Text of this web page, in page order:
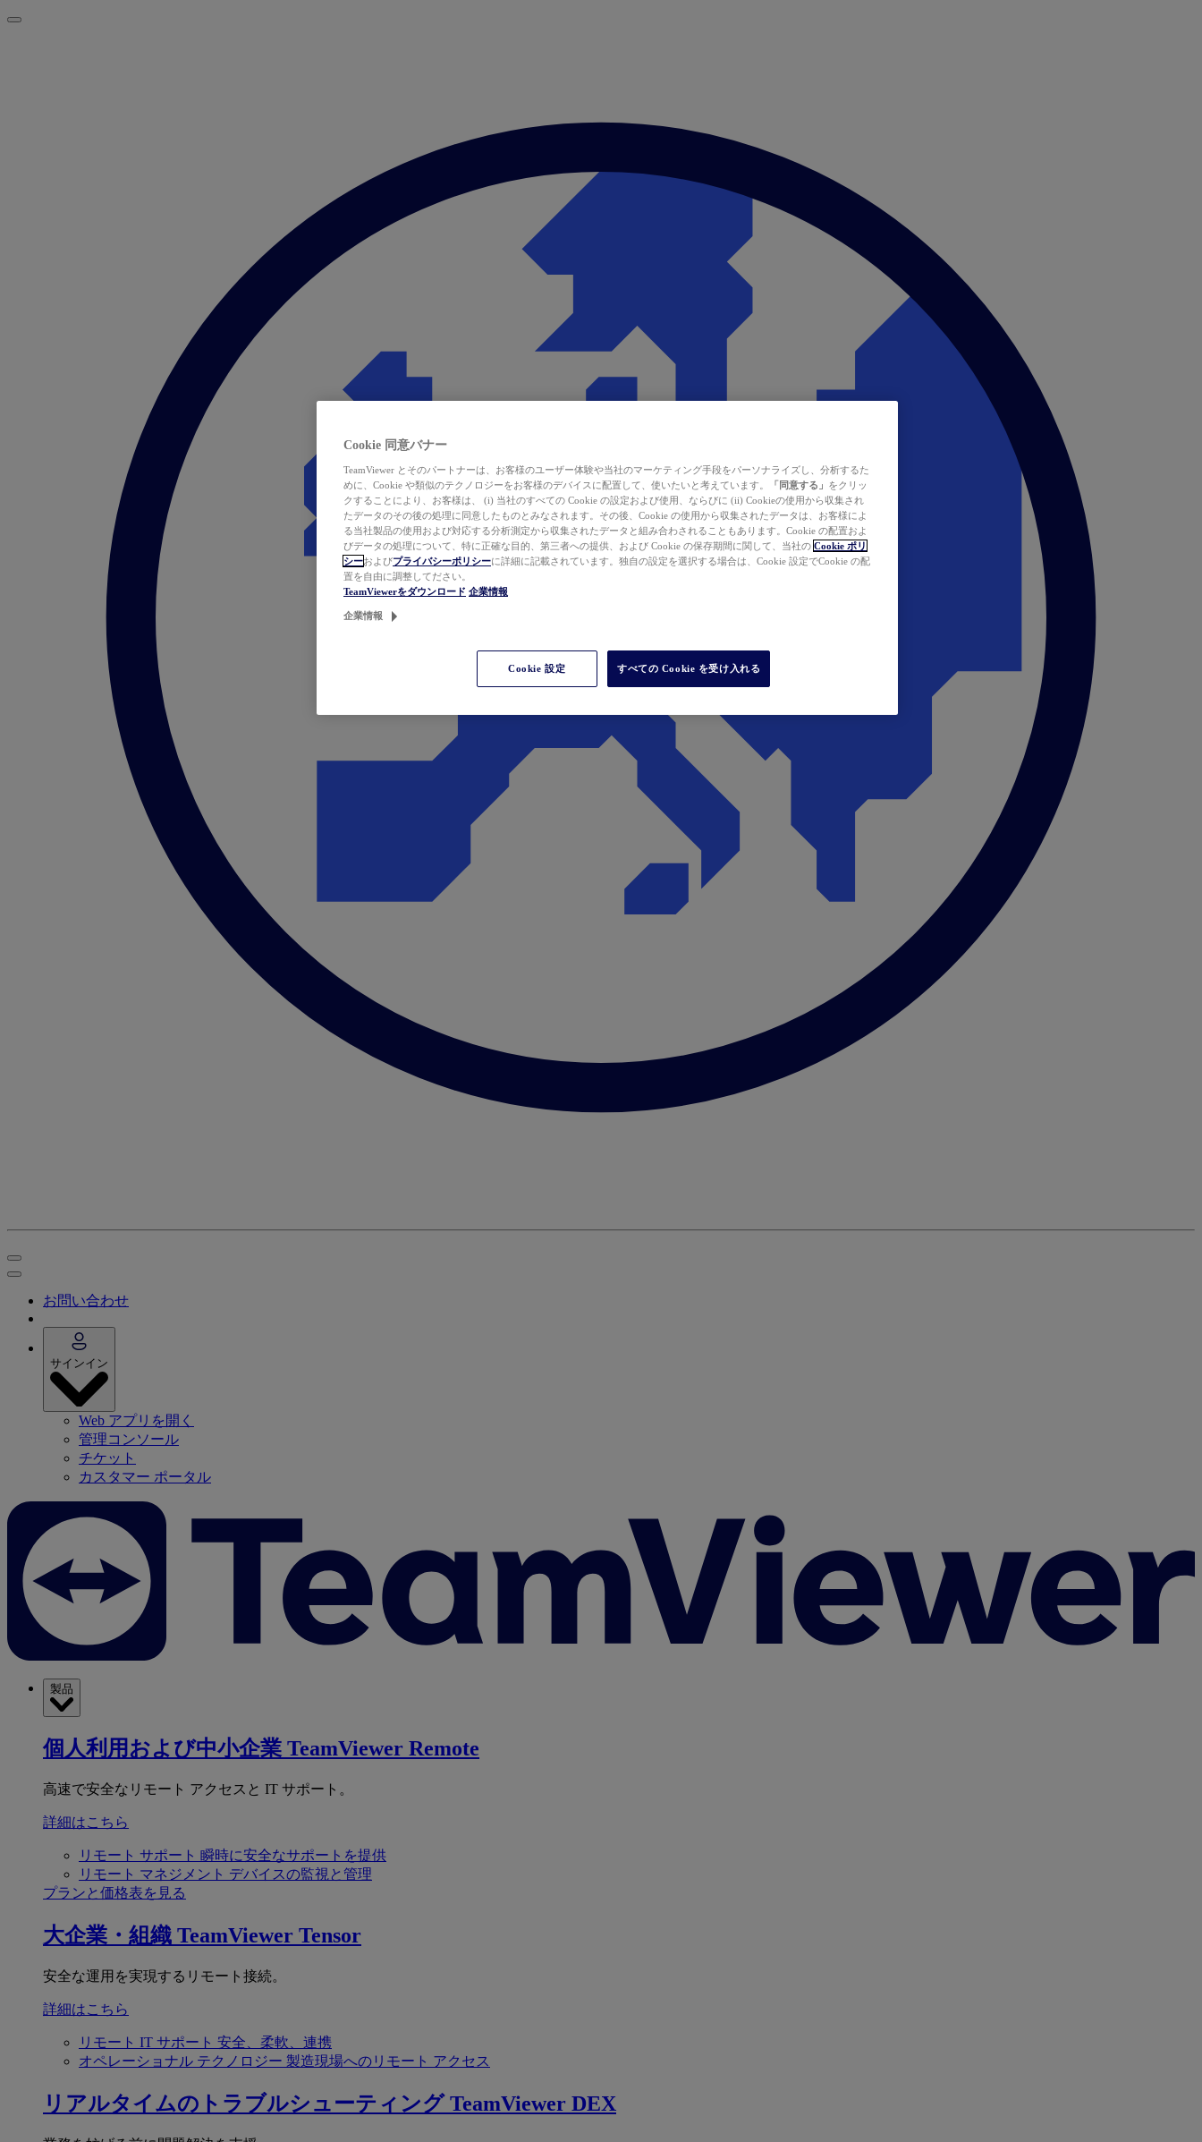
お問い合わせ
サインイン
Web アプリを開く
管理コンソール
チケット
カスタマー ポータル
製品
個人利用および中小企業 TeamViewer Remote
高速で安全なリモート アクセスと IT サポート。
詳細はこちら
リモート サポート 瞬時に安全なサポートを提供
リモート マネジメント デバイスの監視と管理
プランと価格表を見る
大企業・組織 TeamViewer Tensor
安全な運用を実現するリモート接続。
詳細はこちら
リモート IT サポート 安全、柔軟、連携
オペレーショナル テクノロジー 製造現場へのリモート アクセス
リアルタイムのトラブルシューティング TeamViewer DEX
Cookie 同意バナー
TeamViewer とそのパートナーは、お客様のユーザー体験や当社のマーケティング手段をパーソナライズし、分析するた
めに、Cookie や類似のテクノロジーをお客様のデバイスに配置して、使いたいと考えています。
「同意する」 をクリッ
クすることにより、お客様は、 (i) 当社のすべての Cookie の設定および使用、ならびに (ii) Cookieの使用から収集され
たデータのその後の処理に同意したものとみなされます。その後、Cookie の使用から収集されたデータは、お客様によ
る当社製品の使用および対応する分析測定から収集されたデータと組み合わされることもあります。Cookie の配置およ
びデータの処理について、特に正確な目的、第三者への提供、および Cookie の保存期間に関して、当社の Cookie ポリ
シーおよびプライバシーポリシーに詳細に記載されています。独自の設定を選択する場合は、Cookie 設定でCookie の配
置を自由に調整してださい。
TeamViewerをダウンロード 企業情報
企業情報
Cookie 設定 すべての Cookie を受け入れる